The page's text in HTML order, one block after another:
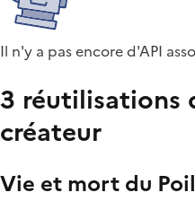
Il n'y a pas encore d'API
3 réutilisations
créateur
Vie et mort du